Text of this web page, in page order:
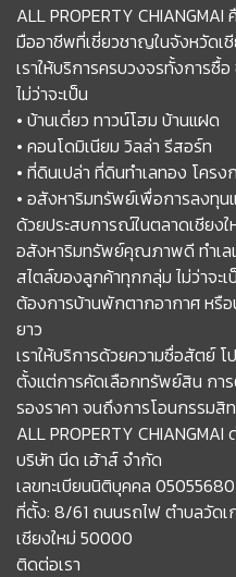
ALL PROPERTY
มืออาชีพที่เชี่ยวชาญในจังหวัดเชี
เราให้บริการครบวงจรทั้งการซื้
ไม่ว่าจะเป็น
• บ้านเดี่ยว ทาวน์โฮม บ้านแฝด
• คอนโดมิเนียม วิลล่า รีสอร์ท
• ที่ดินเปล่า ที่ดินทำเลทอง โคร
• อสังหาริมทรัพย์เพื่อการลงทุน
ด้วยประสบการณ์ในตลาดเชียงใ
อสังหาริมทรัพย์คุณภาพดี ทำเลเ
สไตล์ของลูกค้าทุกกลุ่ม ไม่ว่าจะ
ต้องการบ้านพักตากอากาศ หรื
ยาว
เราให้บริการด้วยความซื่อสัตย์ โ
ตั้งแต่การคัดเลือกทรัพย์สิน กา
รองราคา จนถึงการโอนกรรมสิ
ALL PROPERTY CHIANGMAI
บริษัท นีด เฮ้าส์ จำกัด
เลขทะเบียนนิติบุคคล
ที่ตั้ง: 8/61 ถนนรถไฟ ตำบลวัดเ
เชียงใหม่ 50000
ติดต่อเรา